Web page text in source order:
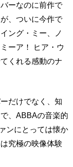
ーなのに前作で
、ついに今作で
ング・ミー、ノ
ーア！ ヒア・ウ
くれる感動のナ
だけでなく、知
、ABBAの音楽的
ンにとっては懐か
究極の映像体験